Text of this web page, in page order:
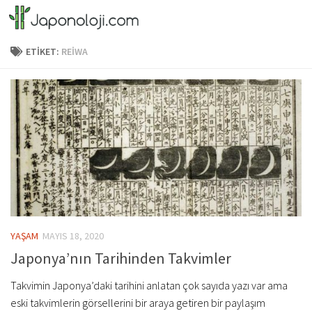
Skip to content
ETIKET: REIWA
YAŞAM MAYIS 18, 2020
Japonya’nın Tarihinden Takvimler
Takvimin Japonya’daki tarihini anlatan çok sayıda yazı var ama
eski takvimlerin görsellerini bir araya getiren bir paylaşım